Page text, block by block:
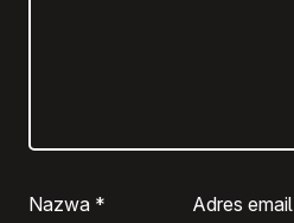
Nazwa * Adres email